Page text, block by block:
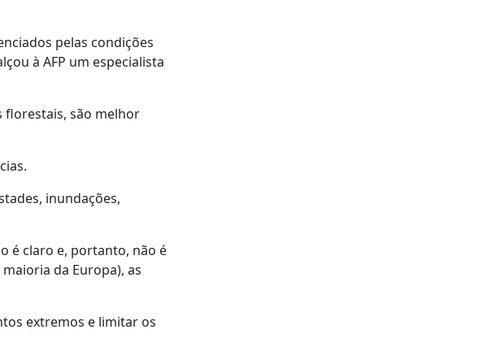
pelas condições
à AFP um especialista
florestais, são melhor
inundações,
é claro e, portanto, não é
da Europa), as
extremos e limitar os